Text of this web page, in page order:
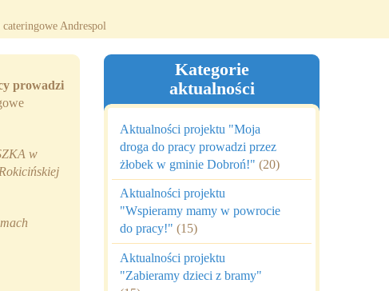
Andrespol
prowadzi
w
Kategorie
aktualności
Aktualności projektu "Moja
droga do pracy prowadzi przez
żłobek w gminie Dobroń!" (20)
Aktualności projektu
"Wspieramy mamy w powrocie
do pracy!" (15)
Aktualności projektu
"Zabieramy dzieci z bramy"